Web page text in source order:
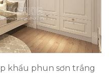
khẩu phun sơn trắng